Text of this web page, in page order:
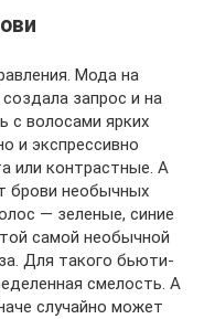
Мода на
запрос и на
с волосами ярких
и экспрессивно
или контрастные. А
брови необычных
— зеленые, синие
самой необычной
Для такого бьюти-
смелость. А
случайно может